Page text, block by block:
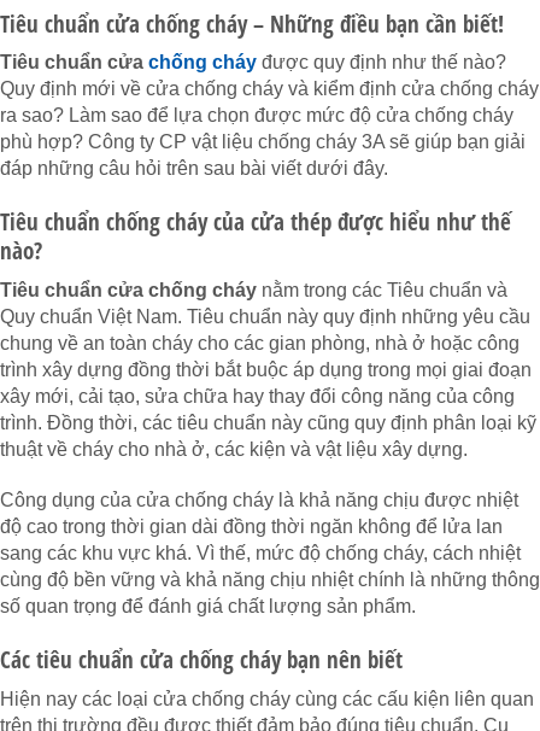
Tiêu chuẩn cửa chống cháy – Những điều bạn cần biết!
Tiêu chuẩn cửa chống cháy được quy định như thế nào?
Quy định mới về cửa chống cháy và kiểm định cửa chống cháy
ra sao? Làm sao để lựa chọn được mức độ cửa chống cháy
phù hợp? Công ty CP vật liệu chống cháy 3A sẽ giúp bạn giải
đáp những câu hỏi trên sau bài viết dưới đây.
Tiêu chuẩn chống cháy của cửa thép được hiểu như thế
nào?
Tiêu chuẩn cửa chống cháy nằm trong các Tiêu chuẩn và
Quy chuẩn Việt Nam. Tiêu chuẩn này quy định những yêu cầu
chung về an toàn cháy cho các gian phòng, nhà ở hoặc công
trình xây dựng đồng thời bắt buộc áp dụng trong mọi giai đoạn
xây mới, cải tạo, sửa chữa hay thay đổi công năng của công
trình. Đồng thời, các tiêu chuẩn này cũng quy định phân loại kỹ
thuật về cháy cho nhà ở, các kiện và vật liệu xây dựng.
Công dụng của cửa chống cháy là khả năng chịu được nhiệt
độ cao trong thời gian dài đồng thời ngăn không để lửa lan
sang các khu vực khá. Vì thế, mức độ chống cháy, cách nhiệt
cùng độ bền vững và khả năng chịu nhiệt chính là những thông
số quan trọng để đánh giá chất lượng sản phẩm.
Các tiêu chuẩn cửa chống cháy bạn nên biết
Hiện nay các loại cửa chống cháy cùng các cấu kiện liên quan
trên thị trường đều được thiết đảm bảo đúng tiêu chuẩn. Cụ